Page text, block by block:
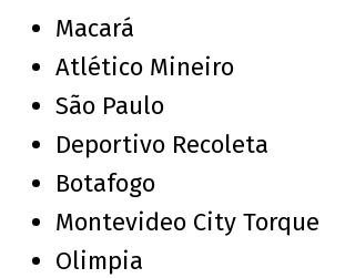
Macará
Atlético Mineiro
São Paulo
Deportivo Recoleta
Botafogo
Montevideo City Torque
Olimpia